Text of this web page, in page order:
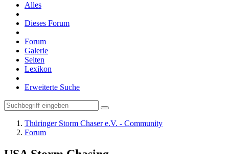
Alles
Dieses Forum
Forum
Galerie
Seiten
Lexikon
Erweiterte Suche
Thüringer Storm Chaser e.V. - Community
Forum